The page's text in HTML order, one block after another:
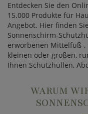
Entdecken Sie den
15.000 Produkte für
Angebot. Hier finden
Sonnenschirm-
erworbenen Mittelfuß-,
kleinen oder großen,
Ihnen Schutzhüllen,
WARUM